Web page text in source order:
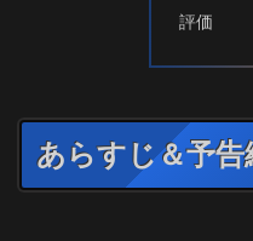
評価
あらすじ＆予告